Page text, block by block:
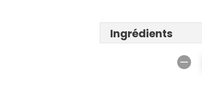
Ingrédients